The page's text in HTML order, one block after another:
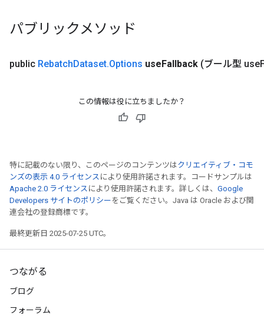
パブリックメソッド
public RebatchDataset.Options useFallback (ブール型 use
この情報は役に立ちましたか？
特に記載のない限り、このページのコンテンツはクリエイティブ・コモ
ンズの表示 4.0 ライセンス により使用許諾されます。コードサンプルは
Apache 2.0 ライセンス により使用許諾されます。詳しくは、 Google
Developers サイトのポリシー をご覧ください。Java は Oracle および関
連会社の登録商標です。
最終更新日 2025-07-25 UTC。
つながる
ブログ
フォーラム